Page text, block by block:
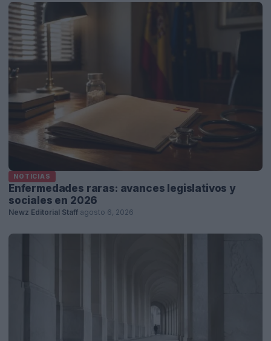
NOTICIAS
Enfermedades raras: avances legislativos y
sociales en 2026
Newz Editorial Staff agosto 6, 2026